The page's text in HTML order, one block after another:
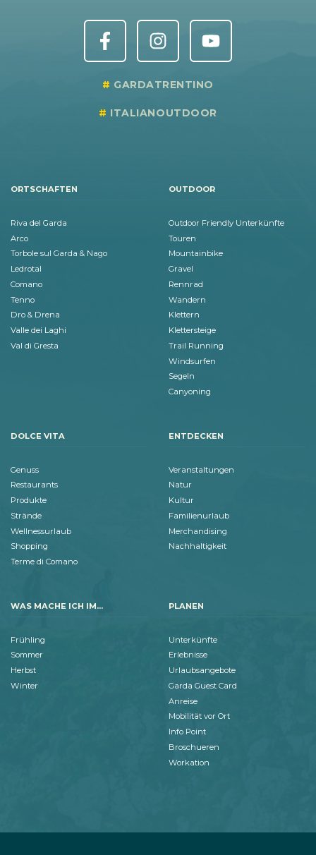
GARDATRENTINO
ITALIANOUTDOOR
ORTSCHAFTEN
Riva del Garda
Arco
Torbole sul Garda & Nago
Ledrotal
Comano
Tenno
Dro & Drena
Valle dei Laghi
Val di Gresta
OUTDOOR
Outdoor Friendly Unterkünfte
Touren
Mountainbike
Gravel
Rennrad
Wandern
Klettern
Klettersteige
Trail Running
Windsurfen
Segeln
Canyoning
DOLCE VITA
Genuss
Restaurants
Produkte
Strände
Wellnessurlaub
Shopping
Terme di Comano
ENTDECKEN
Veranstaltungen
Natur
Kultur
Familienurlaub
Merchandising
Nachhaltigkeit
WAS MACHE ICH IM...
Frühling
Sommer
Herbst
Winter
PLANEN
Unterkünfte
Erlebnisse
Urlaubsangebote
Garda Guest Card
Anreise
Mobilität vor Ort
Info Point
Broschueren
Workation